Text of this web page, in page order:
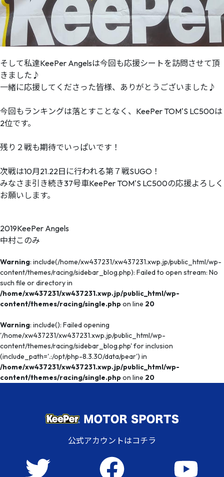
そして私達KeePer Angelsは今回も応援シートを訪問させて頂
きました♪
一緒に応援してくださった皆様、ありがとうございました♪
今回もランキングは落とすことなく、KeePer TOM'S LC500は
2位です。
残り２戦も期待でいっぱいです！
次戦は10月21.22日に行われる第７戦SUGO！
みなさま引き続き37号車KeePer TOM'S LC500の応援よろしく
お願いします。
2019KeePer Angels
中村このみ
Warning: include(/home/xw437231/xw437231.xwp.jp/public_html/wp-
content/themes/racing/sidebar_blog.php): Failed to open stream: No
such file or directory in
/home/xw437231/xw437231.xwp.jp/public_html/wp-
content/themes/racing/single.phpon line 20
Warning: include(): Failed opening
'/home/xw437231/xw437231.xwp.jp/public_html/wp-
content/themes/racing/sidebar_blog.php' for inclusion
(include_path='.:/opt/php-8.3.30/data/pear') in
/home/xw437231/xw437231.xwp.jp/public_html/wp-
content/themes/racing/single.phpon line 20
公式アカウントはコチラ